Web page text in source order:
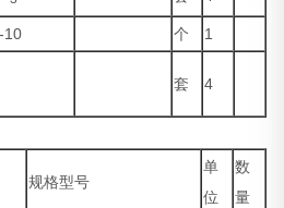
10 个 1
套 4
规格型号
单
位
数
量